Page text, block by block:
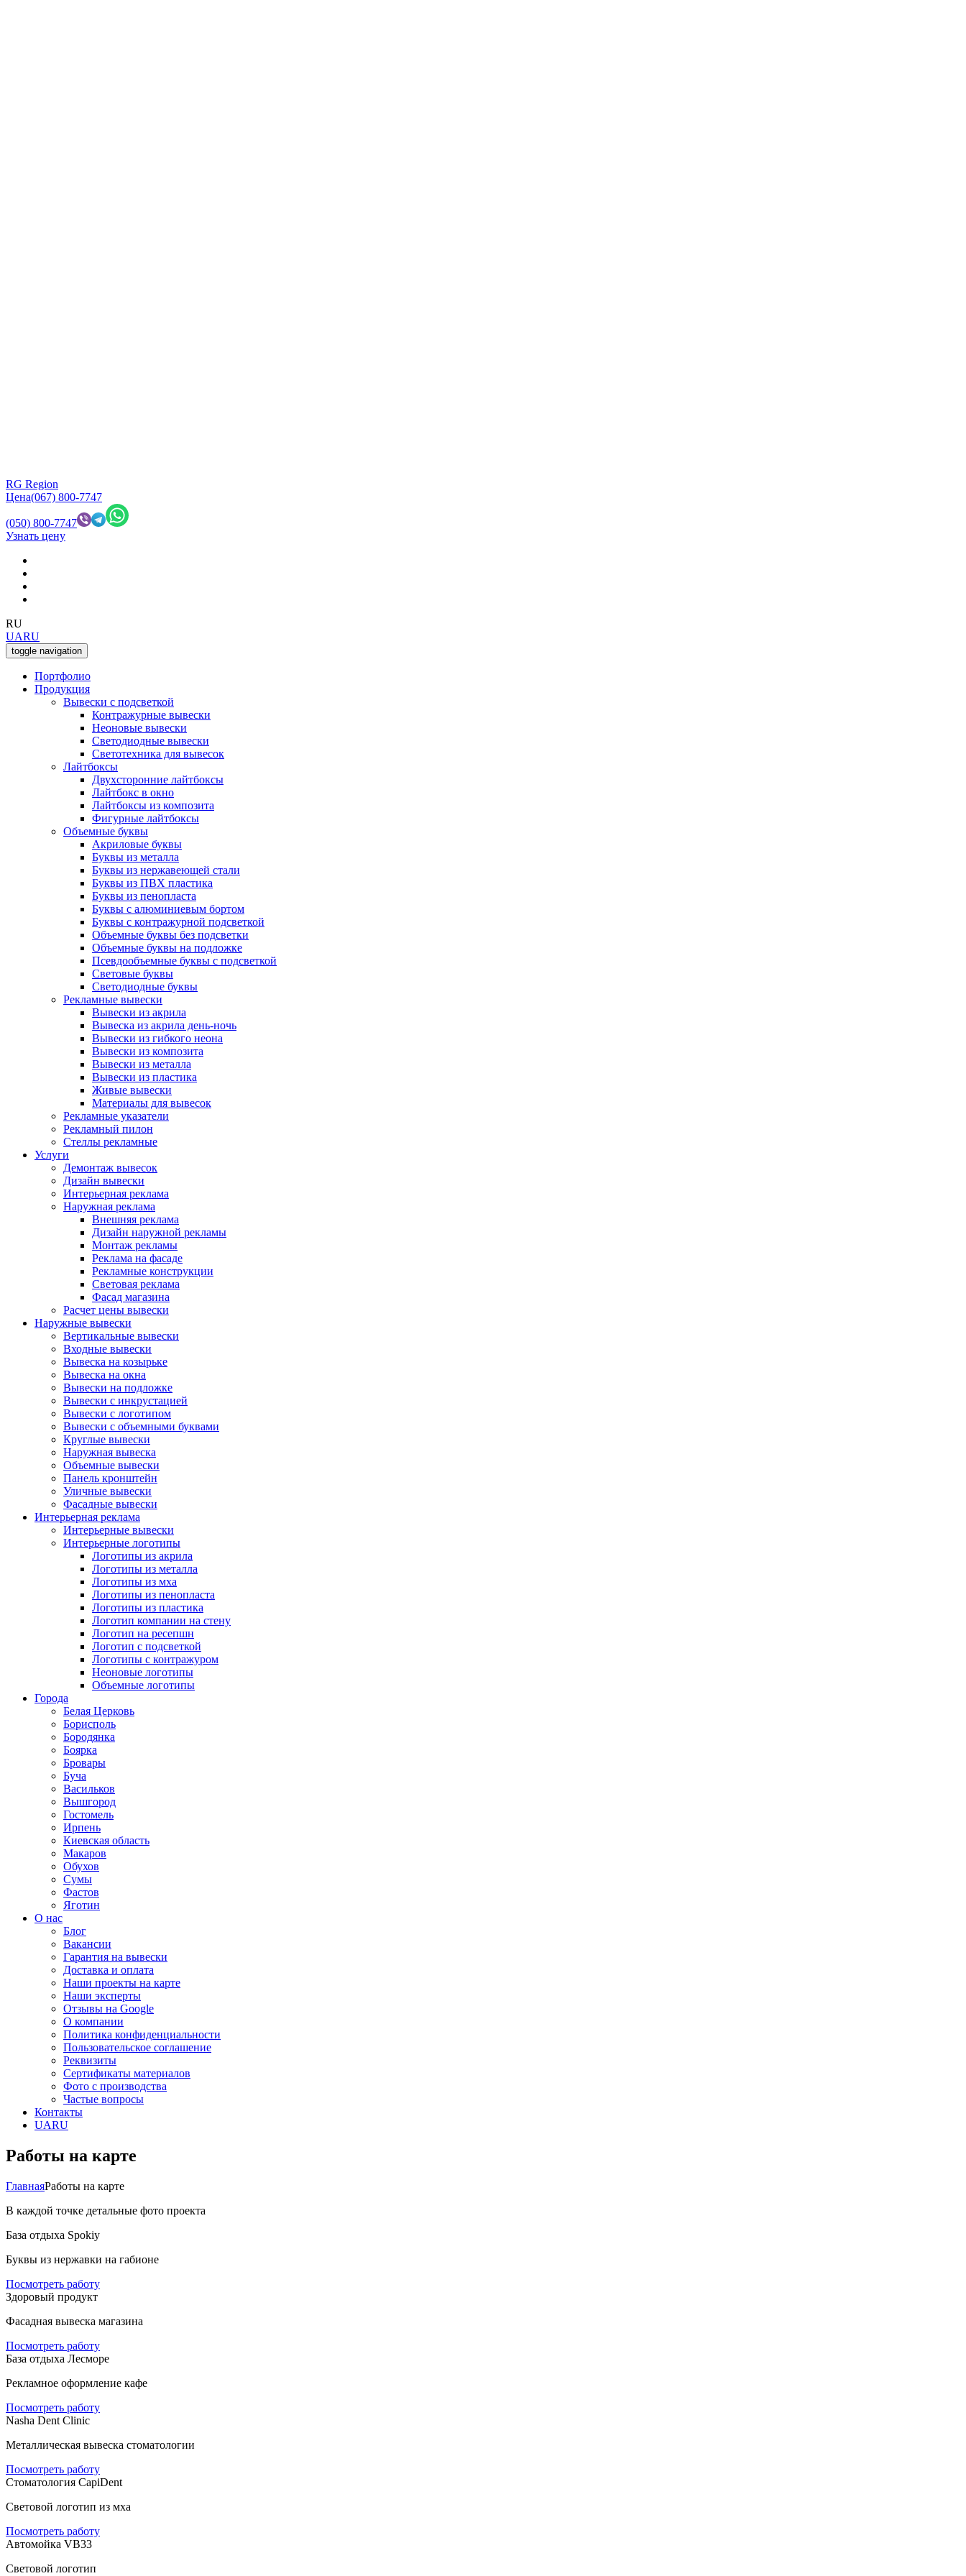
RG Region
Цена(067) 800-7747
(050) 800-7747
Узнать цену
RU
UARU
toggle navigation
Портфолио
Продукция
Вывески с подсветкой
Контражурные вывески
Неоновые вывески
Светодиодные вывески
Светотехника для вывесок
Лайтбоксы
Двухсторонние лайтбоксы
Лайтбокс в окно
Лайтбоксы из композита
Фигурные лайтбоксы
Объемные буквы
Акриловые буквы
Буквы из металла
Буквы из нержавеющей стали
Буквы из ПВХ пластика
Буквы из пенопласта
Буквы с алюминиевым бортом
Буквы с контражурной подсветкой
Объемные буквы без подсветки
Объемные буквы на подложке
Псевдообъемные буквы с подсветкой
Световые буквы
Светодиодные буквы
Рекламные вывески
Вывески из акрила
Вывеска из акрила день-ночь
Вывески из гибкого неона
Вывески из композита
Вывески из металла
Вывески из пластика
Живые вывески
Материалы для вывесок
Рекламные указатели
Рекламный пилон
Стеллы рекламные
Услуги
Демонтаж вывесок
Дизайн вывески
Интерьерная реклама
Наружная реклама
Внешняя реклама
Дизайн наружной рекламы
Монтаж рекламы
Реклама на фасаде
Рекламные конструкции
Световая реклама
Фасад магазина
Расчет цены вывески
Наружные вывески
Вертикальные вывески
Входные вывески
Вывеска на козырьке
Вывеска на окна
Вывески на подложке
Вывески с инкрустацией
Вывески с логотипом
Вывески с объемными буквами
Круглые вывески
Наружная вывеска
Объемные вывески
Панель кронштейн
Уличные вывески
Фасадные вывески
Интерьерная реклама
Интерьерные вывески
Интерьерные логотипы
Логотипы из акрила
Логотипы из металла
Логотипы из мха
Логотипы из пенопласта
Логотипы из пластика
Логотип компании на стену
Логотип на ресепшн
Логотип с подсветкой
Логотипы с контражуром
Неоновые логотипы
Объемные логотипы
Города
Белая Церковь
Борисполь
Бородянка
Боярка
Бровары
Буча
Васильков
Вышгород
Гостомель
Ирпень
Киевская область
Макаров
Обухов
Сумы
Фастов
Яготин
О нас
Блог
Вакансии
Гарантия на вывески
Доставка и оплата
Наши проекты на карте
Наши эксперты
Отзывы на Google
О компании
Политика конфиденциальности
Пользовательское соглашение
Реквизиты
Сертификаты материалов
Фото с производства
Частые вопросы
Контакты
UARU
Работы на карте
ГлавнаяРаботы на карте
В каждой точке детальные фото проекта
База отдыха Spokiy
Буквы из нержавки на габионе
Посмотреть работу
Здоровый продукт
Фасадная вывеска магазина
Посмотреть работу
База отдыха Лесморе
Рекламное оформление кафе
Посмотреть работу
Nasha Dent Clinic
Металлическая вывеска стоматологии
Посмотреть работу
Стоматология CapiDent
Световой логотип из мха
Посмотреть работу
Автомойка VB33
Световой логотип